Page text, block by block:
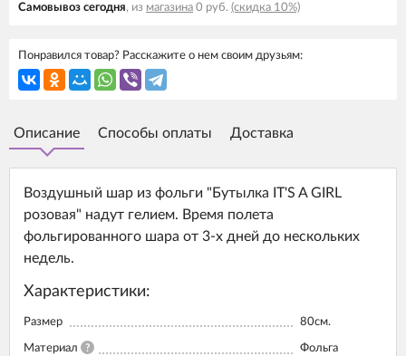
Самовывоз cегодня, из магазина 0 руб. (скидка 10%)
Понравился товар? Расскажите о нем своим друзьям:
Описание Способы оплаты Доставка
Воздушный шар из фольги "Бутылка IT'S A GIRL
розовая" надут гелием. Время полета
фольгированного шара от 3-х дней до нескольких
недель.
Характеристики:
Размер 80см.
Материал ? Фольга